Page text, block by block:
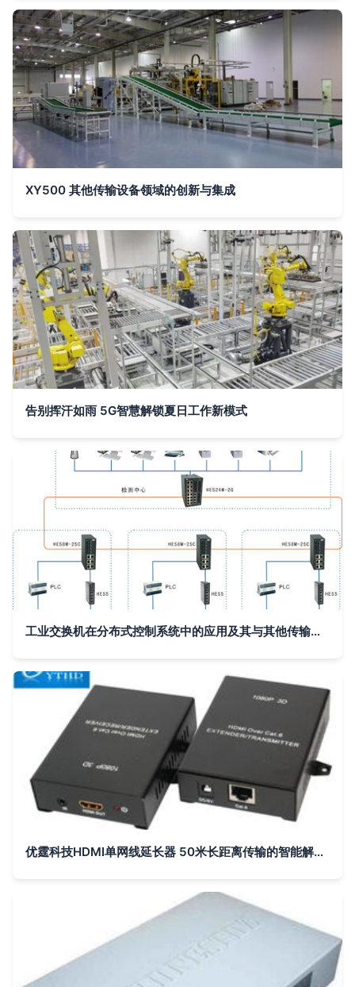
XY500 其他传输设备领域的创新与集成
告别挥汗如雨 5G智慧解锁夏日工作新模式
工业交换机在分布式控制系统中的应用及其与其他传输设备的协同
优霆科技HDMI单网线延长器 50米长距离传输的智能解决方案